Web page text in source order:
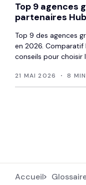
Top 9 agences
partenaires
Top 9 des agences
en 2026. Comparatif
conseils pour choisir
21 MAI 2026 8 MIN
Accueil